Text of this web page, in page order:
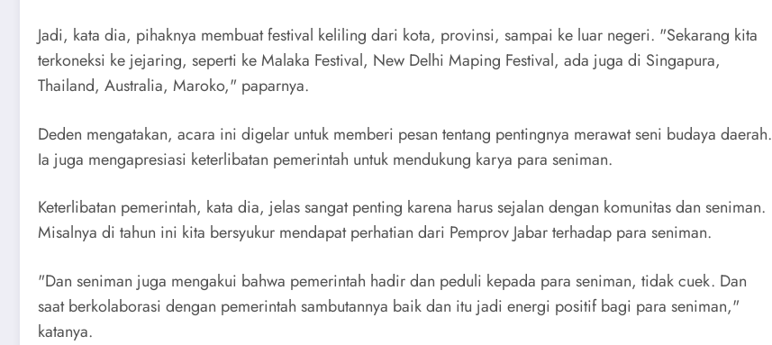
Jadi, kata dia, pihaknya membuat festival keliling dari kota, provinsi, sampai ke luar negeri. "Sekarang kita
terkoneksi ke jejaring, seperti ke Malaka Festival, New Delhi Maping Festival, ada juga di Singapura,
Thailand, Australia, Maroko," paparnya.
Deden mengatakan, acara ini digelar untuk memberi pesan tentang pentingnya merawat seni budaya daerah.
Ia juga mengapresiasi keterlibatan pemerintah untuk mendukung karya para seniman.
Keterlibatan pemerintah, kata dia, jelas sangat penting karena harus sejalan dengan komunitas dan seniman.
Misalnya di tahun ini kita bersyukur mendapat perhatian dari Pemprov Jabar terhadap para seniman.
"Dan seniman juga mengakui bahwa pemerintah hadir dan peduli kepada para seniman, tidak cuek. Dan
saat berkolaborasi dengan pemerintah sambutannya baik dan itu jadi energi positif bagi para seniman,"
katanya.